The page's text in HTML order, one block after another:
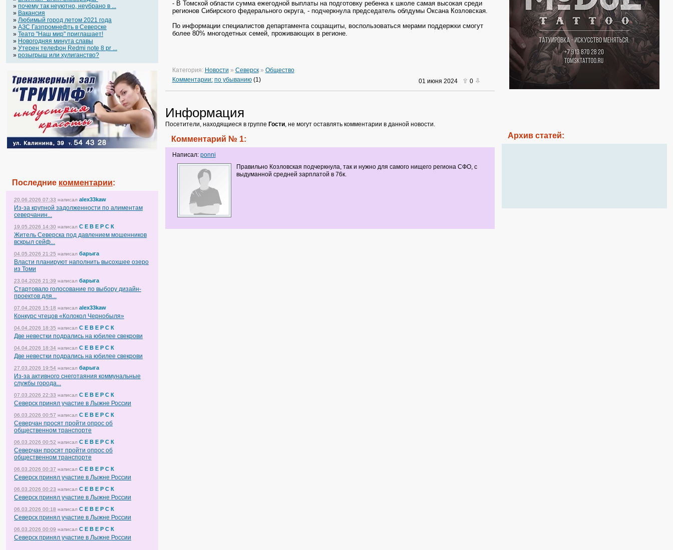
» почему так неуютно, неубрано в ...
» Вакансия
» Любимый город летом 2021 года
» АЗС Газпромнефть в Северске
» Театр "Наш мир" приглашает!
» Новогодняя минута славы
» Утерен телефон Redmi note 8 pr ...
» розыгрыш или хулиганство?
Последние комментарии:
20.06.2026 07:33 написал alex33kaw
Из-за крупной задолженности по алиментам
северчанин...
19.05.2026 14:30 написал С Е В Е Р С К
Житель Северска под давлением мошенников
вскрыл сейф...
04.05.2026 21:25 написал барыга
Власти планируют наполнить высохшее озеро
из Томи
23.04.2026 21:39 написал барыга
Стартовало голосование по выбору дизайн-
проектов для...
07.04.2026 15:18 написал alex33kaw
Конкурс чтецов «Колокол Чернобыля»
04.04.2026 18:35 написал С Е В Е Р С К
Две невестки подрались на юбилее свекрови
04.04.2026 18:34 написал С Е В Е Р С К
Две невестки подрались на юбилее свекрови
27.03.2026 19:54 написал барыга
Из-за активного снеготаяния коммунальные
службы города...
07.03.2026 22:33 написал С Е В Е Р С К
Северск принял участие в Лыжне России
06.03.2026 00:57 написал С Е В Е Р С К
Северчан просят пройти опрос об
общественном транспорте
06.03.2026 00:52 написал С Е В Е Р С К
Северчан просят пройти опрос об
общественном транспорте
06.03.2026 00:37 написал С Е В Е Р С К
Северск принял участие в Лыжне России
06.03.2026 00:23 написал С Е В Е Р С К
Северск принял участие в Лыжне России
06.03.2026 00:18 написал С Е В Е Р С К
Северск принял участие в Лыжне России
06.03.2026 00:09 написал С Е В Е Р С К
Северск принял участие в Лыжне России
- В Томской области сумма ежегодной выплаты на подготовку ребенка к школе самая высокая среди
регионов Сибирского федерального округа, - подчеркнула председатель облдумы Оксана Козловская.
По информации специалистов департамента соцзащиты, воспользоваться мерами поддержки смогут
более 80% многодетных семей, проживающих в регионе.
Категория: Новости » Северск» Общество
Комментарии: по убыванию(1) 01 июня 2024 0
Информация
Посетители, находящиеся в группе Гости, не могут оставлять комментарии в данной новости.
Комментарий № 1:
Написал: ponni
Правильно Козловская подчеркнула, так и нужно для самого нищего региона СФО, с
выдуманной средней зарплатой в 76к.
Архив статей: